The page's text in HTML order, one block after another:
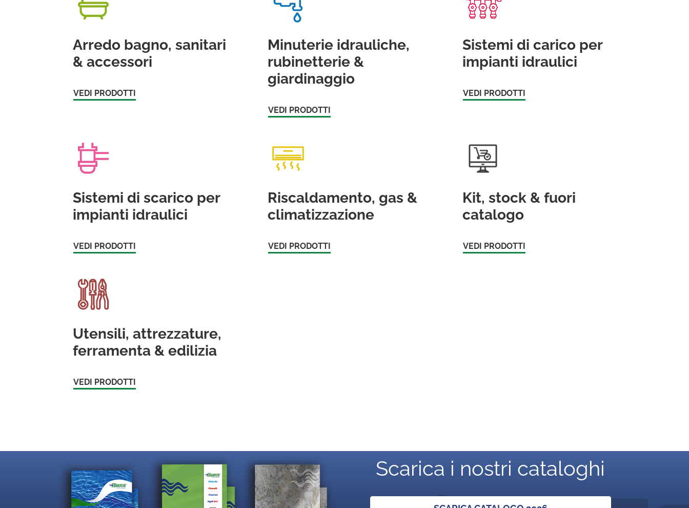
Arredo bagno, sanitari
& accessori
VEDI PRODOTTI
Minuterie idrauliche,
rubinetterie &
giardinaggio
VEDI PRODOTTI
Sistemi di carico per
impianti idraulici
VEDI PRODOTTI
Sistemi di scarico per
impianti idraulici
VEDI PRODOTTI
Riscaldamento, gas &
climatizzazione
VEDI PRODOTTI
Kit, stock & fuori
catalogo
VEDI PRODOTTI
Utensili, attrezzature,
ferramenta & edilizia
VEDI PRODOTTI
Scarica i nostri cataloghi